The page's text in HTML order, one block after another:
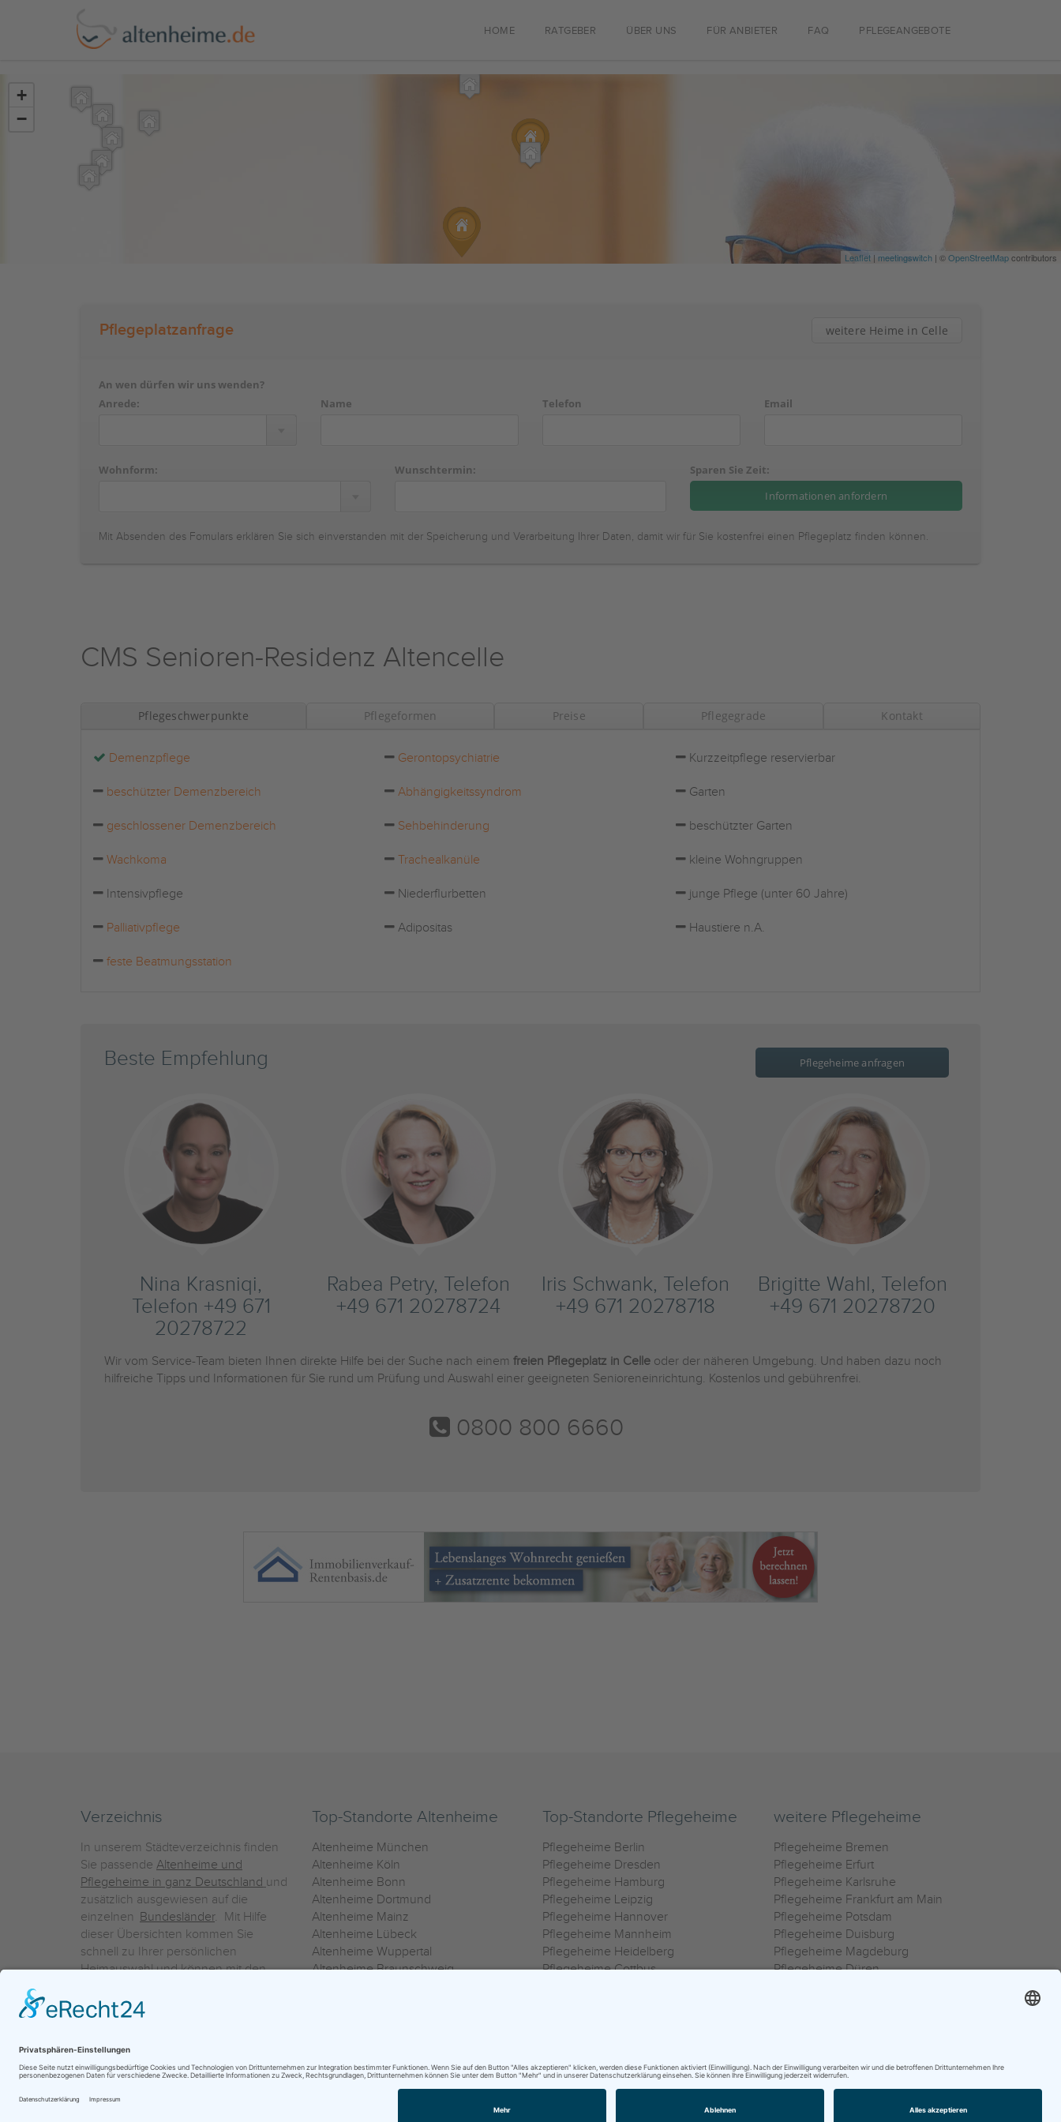
HOME RATGEBER ÜBER UNS FÜR ANBIETER FAQ PFLEGEANGEBOTE
+
−
Leaflet | meetingswitch | ©OpenStreetMapcontributors
Pflegeplatzanfrage weitere Heime in Celle
An wen dürfen wir uns wenden?
Anrede:
Name Telefon Email
Wohnform: Wunschtermin: Sparen Sie Zeit:
Mit Absenden des Fomulars erklären Sie sich einverstanden mit der Speicherung und Verarbeitung Ihrer Daten, damit wir für Sie kostenfrei einen Pflegeplatz finden können.
CMS Senioren-Residenz Altencelle
Pflegeschwerpunkte Pflegeformen Preise Pflegegrade Kontakt
Demenzpflege Gerontopsychiatrie Kurzzeitpflege reservierbar
beschützter Demenzbereich Abhängigkeitssyndrom Garten
geschlossener Demenzbereich Sehbehinderung beschützter Garten
Wachkoma Trachealkanüle kleine Wohngruppen
Intensivpflege Niederflurbetten junge Pflege (unter 60 Jahre)
Palliativpflege Adipositas Haustiere n.A.
feste Beatmungsstation
Beste Empfehlung Pflegeheime anfragen
Nina Krasniqi,
Telefon +49 671
20278722
Rabea Petry, Telefon
+49 671 20278724
Iris Schwank, Telefon
+49 671 20278718
Brigitte Wahl, Telefon
+49 671 20278720
Wir vom Service-Team bieten Ihnen direkte Hilfe bei der Suche nach einem freien Pflegeplatz in Celle oder der näheren Umgebung. Und haben dazu noch
hilfreiche Tipps und Informationen für Sie rund um Prüfung und Auswahl einer geeigneten Senioreneinrichtung. Kostenlos und gebührenfrei.
0800 800 6660
Verzeichnis
In unserem Städteverzeichnis finden
Sie passende Altenheime und
Pflegeheime in ganz Deutschland und
zusätzlich ausgewiesen auf die
einzelnen Bundesländer. Mit Hilfe
dieser Übersichten kommen Sie
schnell zu Ihrer persönlichen
Heimauswahl und können mit den
einzelnen Häuser Leistungsvergleiche
vornehmen.
Top-Standorte Altenheime
Altenheime München
Altenheime Köln
Altenheime Bonn
Altenheime Dortmund
Altenheime Mainz
Altenheime Lübeck
Altenheime Wuppertal
Altenheime Braunschweig
Top-Standorte Pflegeheime
Pflegeheime Berlin
Pflegeheime Dresden
Pflegeheime Hamburg
Pflegeheime Leipzig
Pflegeheime Hannover
Pflegeheime Mannheim
Pflegeheime Heidelberg
Pflegeheime Cottbus
weitere Pflegeheime
Pflegeheime Bremen
Pflegeheime Erfurt
Pflegeheime Karlsruhe
Pflegeheime Frankfurt am Main
Pflegeheime Potsdam
Pflegeheime Duisburg
Pflegeheime Magdeburg
Pflegeheime Düren
0800 800 666 0